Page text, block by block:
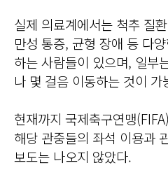
실제 의료계에서는 척추 질
만성 통증, 균형 장애 등 다
하는 사람들이 있으며, 일부
나 몇 걸음 이동하는 것이
현재까지 국제축구연맹
해당 관중들의 좌석 이용과
보도는 나오지 않았다.